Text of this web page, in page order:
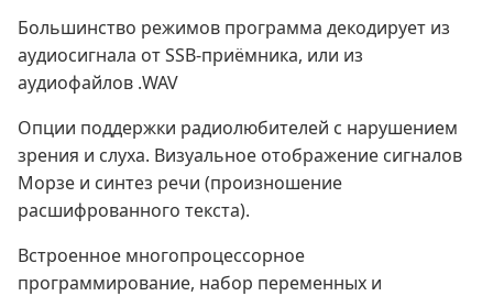
Большинство режимов программа декодирует из
аудиосигнала от SSB-приёмника, или из
аудиофайлов .WAV
Опции поддержки радиолюбителей с нарушением
зрения и слуха. Визуальное отображение сигналов
Морзе и синтез речи (произношение
расшифрованного текста).
Встроенное многопроцессорное
программирование, набор переменных и